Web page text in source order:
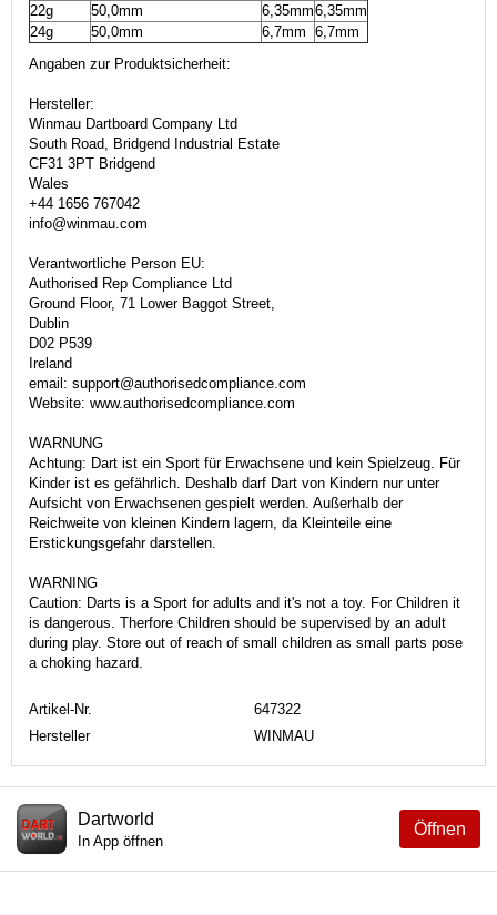
22g
50,0mm 6,35mm6,35mm
24g
50,0mm 6,7mm 6,7mm
Angaben zur Produktsicherheit:
Hersteller:
Winmau Dartboard Company Ltd
South Road, Bridgend Industrial Estate
CF31 3PT Bridgend
Wales
+44 1656 767042
info@winmau.com
Verantwortliche Person EU:
Authorised Rep Compliance Ltd
Ground Floor, 71 Lower Baggot Street,
Dublin
D02 P539
Ireland
email: support@authorisedcompliance.com
Website: www.authorisedcompliance.com
WARNUNG
Achtung: Dart ist ein Sport für Erwachsene und kein Spielzeug. Für
Kinder ist es gefährlich. Deshalb darf Dart von Kindern nur unter
Aufsicht von Erwachsenen gespielt werden. Außerhalb der
Reichweite von kleinen Kindern lagern, da Kleinteile eine
Erstickungsgefahr darstellen.
WARNING
Caution: Darts is a Sport for adults and it's not a toy. For Children it
is dangerous. Therfore Children should be supervised by an adult
during play. Store out of reach of small children as small parts pose
a choking hazard.
Artikel-Nr.
647322
Hersteller
WINMAU
Öffnen
Dartworld
In App öffnen